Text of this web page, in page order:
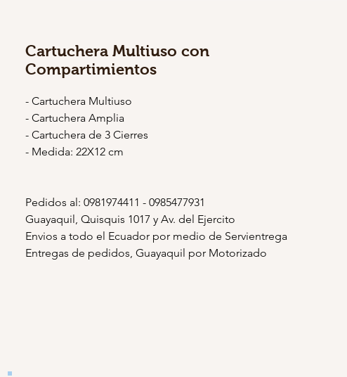
Cartuchera Multiuso con
Compartimientos
- Cartuchera Multiuso
- Cartuchera Amplia
- Cartuchera de 3 Cierres
- Medida: 22X12 cm
Pedidos al: 0981974411 - 0985477931
Guayaquil, Quisquis 1017 y Av. del Ejercito
Envios a todo el Ecuador por medio de Servientrega
Entregas de pedidos, Guayaquil por Motorizado